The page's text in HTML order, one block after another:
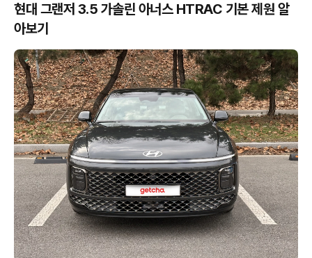
현대 그랜저 3.5 가솔린 아너스 HTRAC 기본 제원 알
아보기